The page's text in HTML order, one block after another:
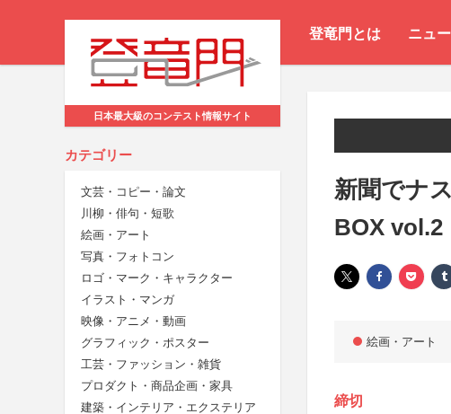
登竜門とは ニュ
日本最大級のコンテスト情報サイト
カテゴリー
文芸・コピー・論文
川柳・俳句・短歌
絵画・アート
写真・フォトコン
ロゴ・マーク・キャラクター
イラスト・マンガ
映像・アニメ・動画
グラフィック・ポスター
工芸・ファッション・雑貨
プロダクト・商品企画・家具
建築・インテリア・エクステリア
新聞でナ
BOX vol.2
絵画・アート
締切